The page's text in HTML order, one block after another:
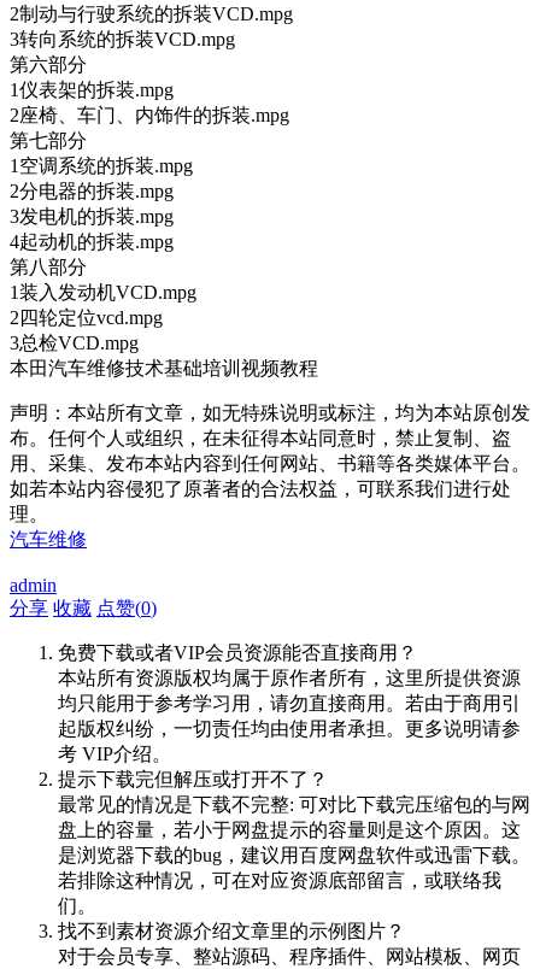
2制动与行驶系统的拆装VCD.mpg
3转向系统的拆装VCD.mpg
第六部分
1仪表架的拆装.mpg
2座椅、车门、内饰件的拆装.mpg
第七部分
1空调系统的拆装.mpg
2分电器的拆装.mpg
3发电机的拆装.mpg
4起动机的拆装.mpg
第八部分
1装入发动机VCD.mpg
2四轮定位vcd.mpg
3总检VCD.mpg
本田汽车维修技术基础培训视频教程
声明：本站所有文章，如无特殊说明或标注，均为本站原创发
布。任何个人或组织，在未征得本站同意时，禁止复制、盗
用、采集、发布本站内容到任何网站、书籍等各类媒体平台。
如若本站内容侵犯了原著者的合法权益，可联系我们进行处
理。
汽车维修
admin
分享 收藏 点赞(0)
免费下载或者VIP会员资源能否直接商用？
本站所有资源版权均属于原作者所有，这里所提供资源
均只能用于参考学习用，请勿直接商用。若由于商用引
起版权纠纷，一切责任均由使用者承担。更多说明请参
考 VIP介绍。
提示下载完但解压或打开不了？
最常见的情况是下载不完整: 可对比下载完压缩包的与网
盘上的容量，若小于网盘提示的容量则是这个原因。这
是浏览器下载的bug，建议用百度网盘软件或迅雷下载。
若排除这种情况，可在对应资源底部留言，或联络我
们。
找不到素材资源介绍文章里的示例图片？
对于会员专享、整站源码、程序插件、网站模板、网页